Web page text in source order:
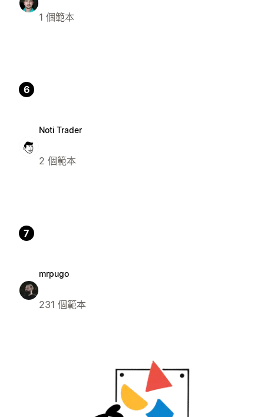
1 個範本
6
Noti Trader
2 個範本
7
mrpugo
231 個範本